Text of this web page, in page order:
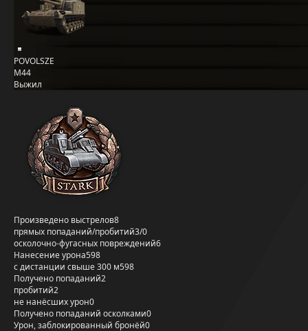
POVOLSZE
M44
Выжил
Произведено выстрелов8
прямых попаданий/пробитий3/0
осколочно-фугасных повреждений6
Нанесение урона598
с дистанции свыше 300 м598
Получено попаданий2
пробитий2
не нанёсших урон0
Получено попаданий осколками0
Урон, заблокированный бронёй0